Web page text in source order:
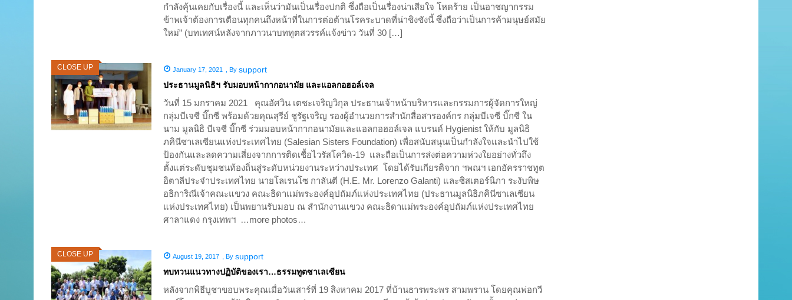
กำลังคุ้นเคยกับเรื่องนี้ และเห็นว่ามันเป็นเรื่องปกติ ซึ่งถือเป็นเรื่องน่าเสียใจ โหดร้าย เป็นอาชญากรรม
ข้าพเจ้าต้องการเตือนทุกคนถึงหน้าที่ในการต่อต้านโรคระบาดที่น่าชิงชังนี้ ซึ่งถือว่าเป็นการค้ามนุษย์สมัย
ใหม่” (บทเทศน์หลังจากภาวนาบททูตสวรรค์แจ้งข่าว วันที่ 30 […]
CLOSE UP January 17, 2021 By support
ประธานมูลนิธิฯ รับมอบหน้ากากอนามัย และแอลกอฮอล์เจล
วันที่ 15 มกราคม 2021 คุณอัศวิน เตชะเจริญวิกุล ประธานเจ้าหน้าบริหารและกรรมการผู้จัดการใหญ่
กลุ่มบีเจซี บิ๊กซี พร้อมด้วยคุณสุรีย์ ชูรัฐเจริญ รองผู้อำนวยการสำนักสื่อสารองค์กร กลุ่มบีเจซี บิ๊กซี ใน
นาม มูลนิธิ บีเจซี บิ๊กซี ร่วมมอบหน้ากากอนามัยและแอลกอฮอล์เจล แบรนด์ Hygienist ให้กับ มูลนิธิ
ภคินีซาเลเซียนแห่งประเทศไทย (Salesian Sisters Foundation) เพื่อสนับสนุนเป็นกำลังใจและนำไปใช้
ป้องกันและลดความเสี่ยงจากการติดเชื้อไวรัสโควิด-19 และถือเป็นการส่งต่อความห่วงใยอย่างทั่วถึง
ตั้งแต่ระดับชุมชนท้องถิ่นสู่ระดับหน่วยงานระหว่างประเทศ โดยได้รับเกียรติจาก ฯพณฯ เอกอัครราชทูต
อิตาลีประจำประเทศไทย นายโลเรนโซ กาลันตี (H.E. Mr. Lorenzo Galanti) และซิสเตอร์นิภา ระงับพิษ
อธิการิณีเจ้าคณะแขวง คณะธิดาแม่พระองค์อุปถัมภ์แห่งประเทศไทย (ประธานมูลนิธิภคินีซาเลเซียน
แห่งประเทศไทย) เป็นพยานรับมอบ ณ สำนักงานแขวง คณะธิดาแม่พระองค์อุปถัมภ์แห่งประเทศไทย
ศาลาแดง กรุงเทพฯ …more photos…
CLOSE UP August 19, 2017 By support
ทบทวนแนวทางปฏิบัติของเรา…ธรรมทูตซาเลเซียน
หลังจากพิธีบูชาขอบพระคุณเมื่อวันเสาร์ที่ 19 สิงหาคม 2017 ที่บ้านธารพระพร สามพราน โดยคุณพ่อกวี